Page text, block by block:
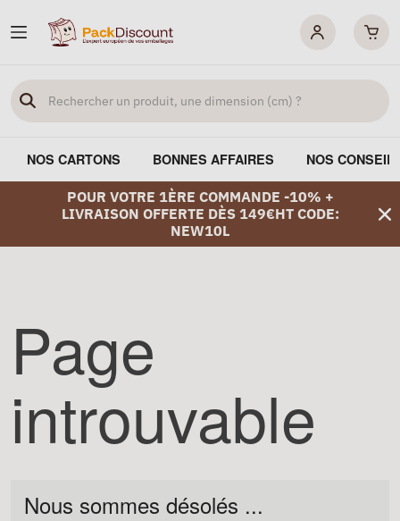
NOS CARTONS BONNES AFFAIRES NOS
POUR VOTRE 1ÈRE COMMANDE -10% +
LIVRAISON OFFERTE DÈS 149€HT CODE:
NEW10L
Page
introuvable
Nous sommes désolés ...